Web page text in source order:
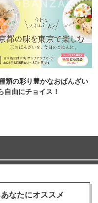
類の彩り豊かなおばんざい
自由にチョイス！
あなたにオススメ